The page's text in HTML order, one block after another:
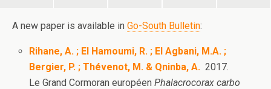
A new paper is available in Go-South Bulletin:
Rihane, A. ; El Hamoumi, R. ; El Agbani, M.A. ;
Bergier, P. ; Thévenot, M. & Qninba, A.2017.
Le Grand Cormoran européenPhalacrocorax carbo